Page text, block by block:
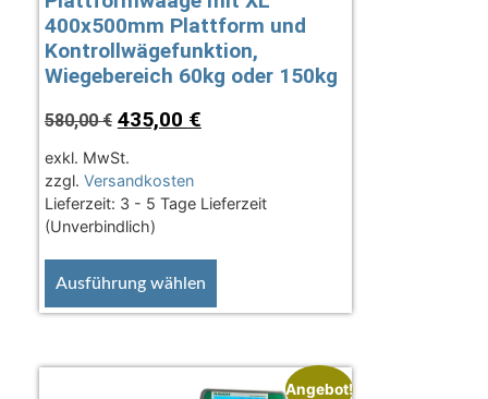
400x500mm Plattform und
Kontrollwägefunktion,
Wiegebereich 60kg oder 150kg
580,00€ 435,00 €
exkl. MwSt.
zzgl. Versandkosten
Lieferzeit: 3 - 5 Tage Lieferzeit
(Unverbindlich)
Ausführung wählen
Angebot!